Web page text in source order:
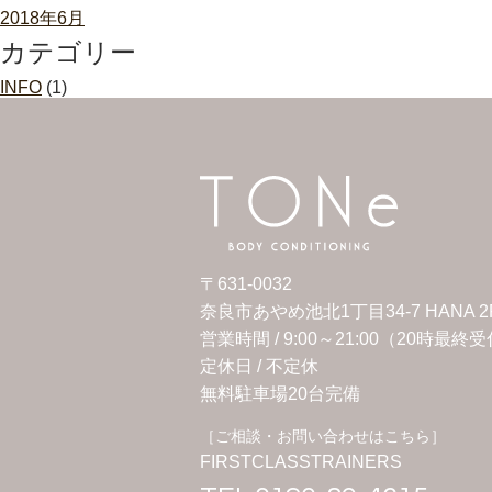
2018年6月
カテゴリー
INFO (1)
〒631-0032
奈良市あやめ池北1丁目34-7 HANA
営業時間 / 9:00～21:00（20時最終受
定休日 /不定休
無料駐車場20台完備
［ご相談・お問い合わせはこちら］
FIRSTCLASSTRAINERS